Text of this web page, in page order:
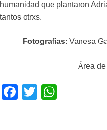
humanidad que plantaron
tantos otrxs.
Fotografias: Vanesa
Área
F
T